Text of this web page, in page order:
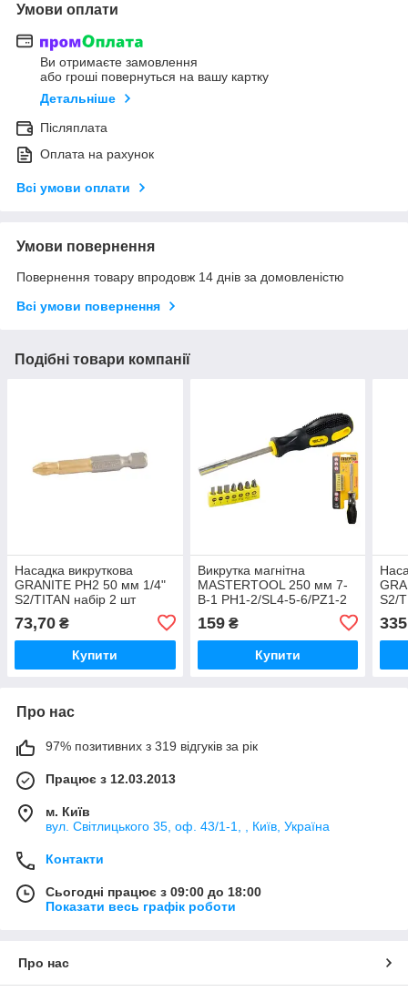
Умови оплати
Ви отримаєте замовлення
або гроші повернуться на вашу картку
Детальніше
Післяплата
Оплата на рахунок
Всі умови оплати
Умови повернення
Повернення товару впродовж 14 днів за домовленістю
Всі умови повернення
Подібні товари компанії
Насадка викруткова
GRANITE PH2 50 мм 1/4"
S2/TITAN набір 2 шт
73,70 ₴
Купити
Викрутка магнітна
MASTERTOOL 250 мм 7-
В-1 PH1-2/SL4-5-6/PZ1-2
159₴
Купити
S2/
335
Про нас
97% позитивних з 319 відгуків за рік
Працює з 12.03.2013
м. Київ
вул. Світлицького 35, оф. 43/1-1, , Київ, Україна
Контакти
Сьогодні працює з 09:00 до 18:00
Показати весь графік роботи
Про нас